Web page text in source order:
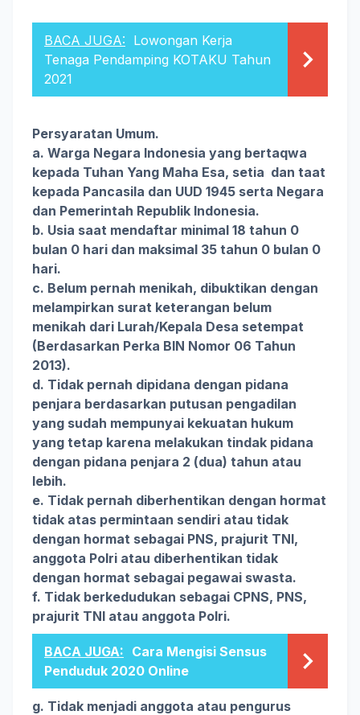
BACA JUGA: Lowongan Kerja
Tenaga Pendamping KOTAKU Tahun
2021
Persyaratan Umum.
a. Warga Negara Indonesia yang bertaqwa
kepada Tuhan Yang Maha Esa, setia dan taat
kepada Pancasila dan UUD 1945 serta Negara
dan Pemerintah Republik Indonesia.
b. Usia saat mendaftar minimal 18 tahun 0
bulan 0 hari dan maksimal 35 tahun 0 bulan 0
hari.
c. Belum pernah menikah, dibuktikan dengan
melampirkan surat keterangan belum
menikah dari Lurah/Kepala Desa setempat
(Berdasarkan Perka BIN Nomor 06 Tahun
2013).
d. Tidak pernah dipidana dengan pidana
penjara berdasarkan putusan pengadilan
yang sudah mempunyai kekuatan hukum
yang tetap karena melakukan tindak pidana
dengan pidana penjara 2 (dua) tahun atau
lebih.
e. Tidak pernah diberhentikan dengan hormat
tidak atas permintaan sendiri atau tidak
dengan hormat sebagai PNS, prajurit TNI,
anggota Polri atau diberhentikan tidak
dengan hormat sebagai pegawai swasta.
f. Tidak berkedudukan sebagai CPNS, PNS,
prajurit TNI atau anggota Polri.
BACA JUGA: Cara Mengisi Sensus
Penduduk 2020 Online
g. Tidak menjadi anggota atau pengurus